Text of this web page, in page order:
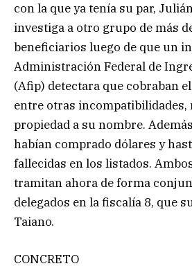
con la que ya tenía su par,
investiga a otro grupo de más
beneficiarios luego de que un
Administración Federal de
(Afip) detectara que cobraban
entre otras incompatibilidades,
propiedad a su nombre.
habían comprado dólares y
fallecidas en los listados.
tramitan ahora de forma
delegados en la fiscalía 8, que
Taiano.
CONCRETO